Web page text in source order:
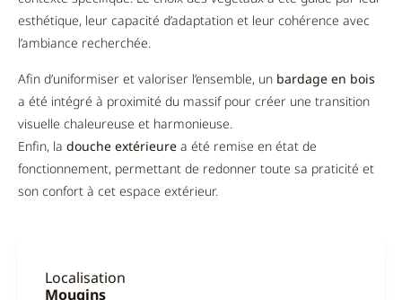
esthétique, leur capacité d’adaptation et leur cohérence avec
l’ambiance recherchée.
Afin d’uniformiser et valoriser l’ensemble, un bardage en bois
a été intégré à proximité du massif pour créer une transition
visuelle chaleureuse et harmonieuse.
Enfin, la douche extérieure a été remise en état de
fonctionnement, permettant de redonner toute sa praticité et
son confort à cet espace extérieur.
Localisation
Mougins